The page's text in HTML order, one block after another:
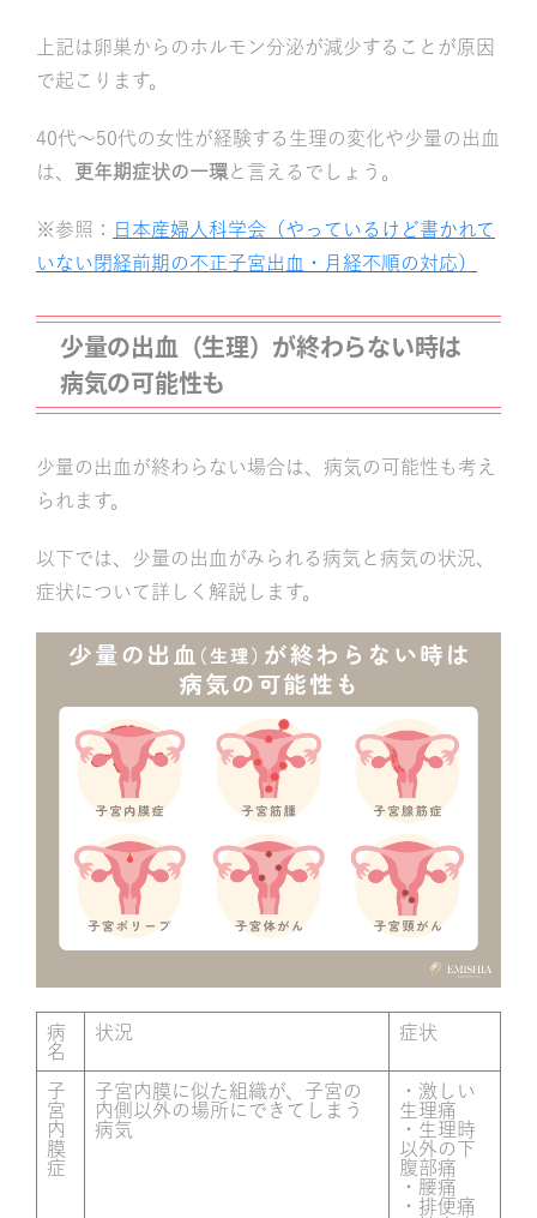
上記は卵巣からのホルモン分泌が減少することが原因
で起こります。
40代〜50代の女性が経験する生理の変化や少量の出血
は、
更年期症状の一環と言えるでしょう。
※参照：
日本産婦人科学会（やっているけど書かれて
いない閉経前期の不正子宮出血・月経不順の対応）
少量の出血（生理）が終わらない時は
病気の可能性も
少量の出血が終わらない場合は、病気の可能性も考え
られます。
以下では、少量の出血がみられる病気と病気の状況、
症状について詳しく解説します。
病
名
状況 症状
子
宮
内
膜
症
子宮内膜に似た組織が、子宮の
内側以外の場所にできてしまう
病気
・激しい
生理痛
・生理時
以外の下
腹部痛
・腰痛
・排便痛